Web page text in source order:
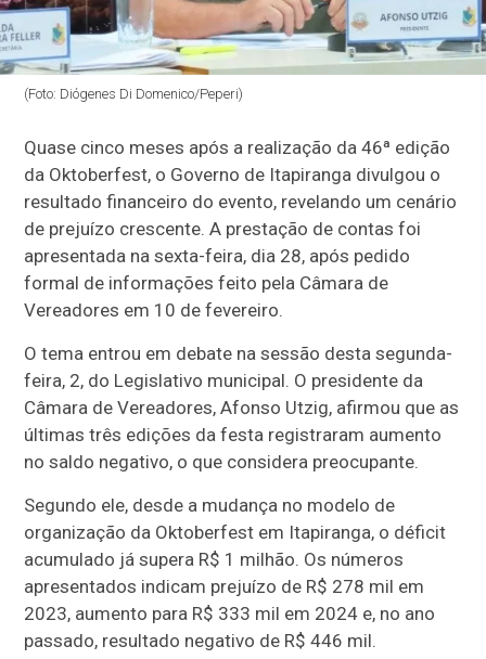
(Foto: Diógenes Di Domenico/Peperi)
Quase cinco meses após a realização da 46ª edição
da Oktoberfest, o Governo de Itapiranga divulgou o
resultado financeiro do evento, revelando um cenário
de prejuízo crescente. A prestação de contas foi
apresentada na sexta-feira, dia 28, após pedido
formal de informações feito pela Câmara de
Vereadores em 10 de fevereiro.
O tema entrou em debate na sessão desta segunda-
feira, 2, do Legislativo municipal. O presidente da
Câmara de Vereadores, Afonso Utzig, afirmou que as
últimas três edições da festa registraram aumento
no saldo negativo, o que considera preocupante.
Segundo ele, desde a mudança no modelo de
organização da Oktoberfest em Itapiranga, o déficit
acumulado já supera R$ 1 milhão. Os números
apresentados indicam prejuízo de R$ 278 mil em
2023, aumento para R$ 333 mil em 2024 e, no ano
passado, resultado negativo de R$ 446 mil.